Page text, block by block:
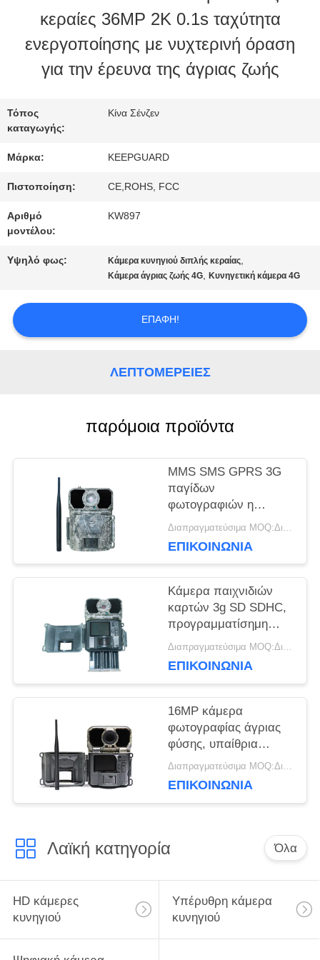
ΕΠΙΣΚΕΨΉ
ΕΡΓΟΣΤΑΣΊΟΥ
ΈΛΕΓΧΟΣ
ΕΠΙΚΟΙΝΩΝΉΣΤΕ
ΜΑΖΊ
ΜΑΣ
ΕΙΔΉΣΕΙΣ
ΠΡΟΣΦΟΡΆ
SITEMAP
ΠΟΛΙΤΙΚΉ
ΑΠΟΡΡΉΤΟΥ
κεραίες 36MP 2K 0.1s ταχύτητα
ενεργοποίησης με νυχτερινή όραση
για την έρευνα της άγριας ζωής
Τόπος
καταγωγής:
Κίνα Σένζεν
Μάρκα: KEEPGUARD
Πιστοποίηση: CE,ROHS, FCC
Αριθμό
μοντέλου:
KW897
Υψηλό φως: Κάμερα κυνηγιού διπλής κεραίας,
Κάμερα άγριας ζωής 4G,Κυνηγετική κάμερα 4G
ΕΠΑΦΉ!
ΛΕΠΤΟΜΈΡΕΙΕΣ
παρόμοια προϊόντα
MMS SMS GPRS 3G
παγίδων
φωτογραφιών η
κάμερα ιχνών για την
συλλαμβάνει την
Διαπραγματεύσιμα MOQ:Διαπραγματεύσιμος
ΕΠΙΚΟΙΝΩΝΙΑ
Κάμερα παιχνιδιών
καρτών 3g SD SDHC,
προγραμματίσημη
κάμερα ιχνών HD
Διαπραγματεύσιμα MOQ:Διαπραγματεύσιμος
ΕΠΙΚΟΙΝΩΝΙΑ
16MP κάμερα
φωτογραφίας άγριας
φύσης, υπαίθρια
κάμερα άγριας φύσης
νύχτας
Διαπραγματεύσιμα MOQ:Διαπραγματεύσιμος
ΕΠΙΚΟΙΝΩΝΙΑ
Λαϊκή κατηγορία Όλα
HD κάμερες
κυνηγιού
Υπέρυθρη κάμερα
κυνηγιού